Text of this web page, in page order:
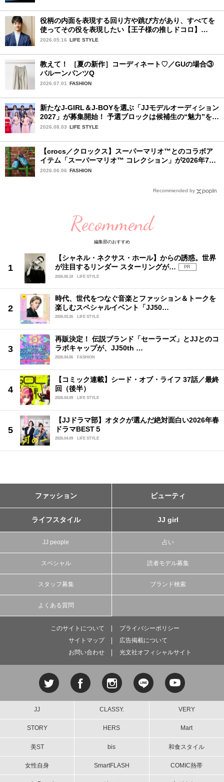
役柄の内面を表現する回り方や跳び方があり、すべてを
使ってその役を表現したい【王子様の推しドコロ】
vol.31 大塚 卓さん
2026.05.16 LIFE STYLE
教えて！ ［夏の新作］コーディネート♡／GUの場合③
バルーンパンツQ
2026.07.01 FASHION
新たなJ-GIRL＆J-BOYを選ぶ「JJモデルオーディション
2027」が募集開始！ 予選ブロックは候補生の“魅力”を重
視した「新システム」に変わります
2026.08.03 LIFE STYLE
【crocs／クロックス】スーパーマリオ™とのコラボア
イテム「スーパーマリオ™ コレクション」が2026年7月
16日より発売開始！
2026.06.06 FASHION
Recommended by
Recommend
編集部のおすすめ
【シャネル・ネクサス・ホール】からの誘惑。世界
が注目するリンダー スターリングが…
PR
2026.06.18
LIFE STYLE
時代、世代をつなぐ音楽とファッション＆トークを
楽しむスペシャルイベント「JJ50…
2026.03.26 LIFE STYLE
再販決定！ 伝説ブランド「セーラーズ」とJJとのコ
ラボキャップが、JJ50th …
2026.04.06 FASHION
【コミック連載】シード・オブ・ライフ 37話／最終
回（後半）
2026.04.09 LIFE STYLE
【JJドラマ部】オタクが選んだ絶対面白い2026年春
ドラマBEST５
2026.04.09 LIFE STYLE
ファッション ビューティ
ライフスタイル JJ girl
JJ people 占い
スペシャル 読者モデル募集
スタッフ募集 ブランド検索
よくある質問
このサイトについて
プライバシーポリシー
サイトマップ
広告掲載について
お問い合わせ
光文社オフィシャルサイト
JJ CLASSY. VERY
STORY HERS Mart
美ST bis 和食スタイル
女性自身 SmartFLASH COMIC熱帯